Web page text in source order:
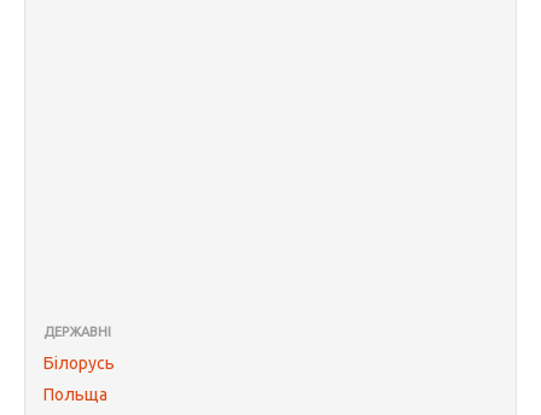
ДЕРЖАВНІ
Білорусь
Польща